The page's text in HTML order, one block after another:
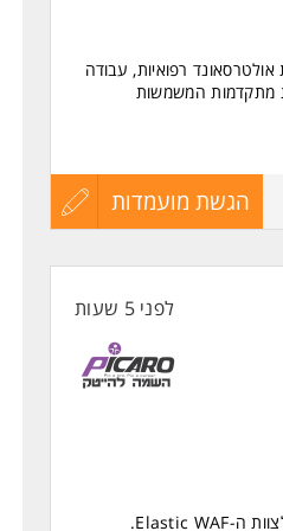
רפואיות, עבודה
מתקדמות המשמשות
ועבודה על מוצר בעל
הגשת מועמדות
עדכון
לפני 5 שעות